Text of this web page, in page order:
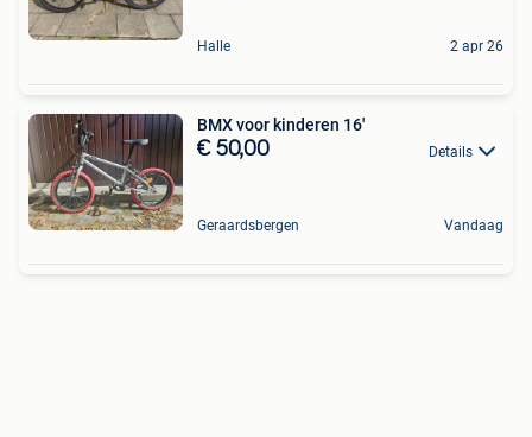
Halle 2 apr 26
BMX voor kinderen 16'
€ 50,00 Details
Geraardsbergen Vandaag